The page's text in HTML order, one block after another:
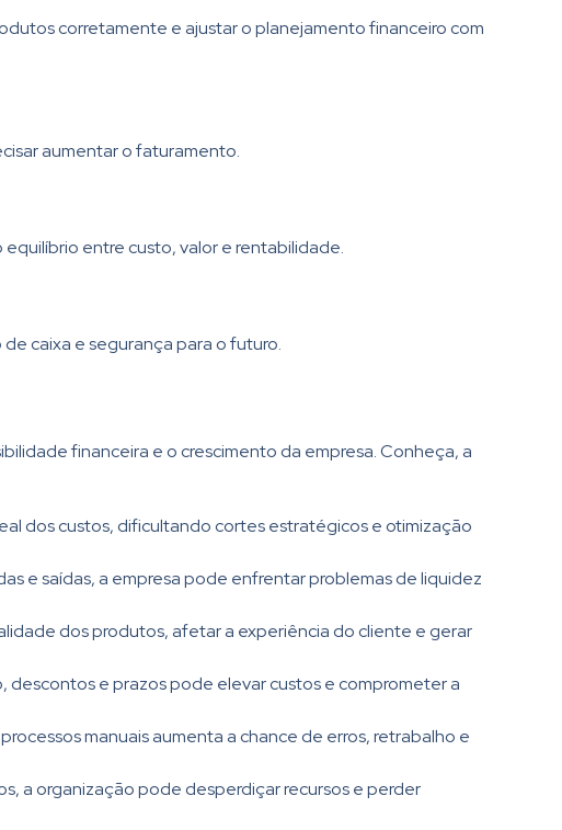
corretamente e ajustar o planejamento financeiro com
aumentar o faturamento.
entre custo, valor e rentabilidade.
caixa e segurança para o futuro.
financeira e o crescimento da empresa. Conheça, a
dos custos, dificultando cortes estratégicos e otimização
e saídas, a empresa pode enfrentar problemas de liquidez
dos produtos, afetar a experiência do cliente e gerar
e prazos pode elevar custos e comprometer a
manuais aumenta a chance de erros, retrabalho e
a organização pode desperdiçar recursos e perder